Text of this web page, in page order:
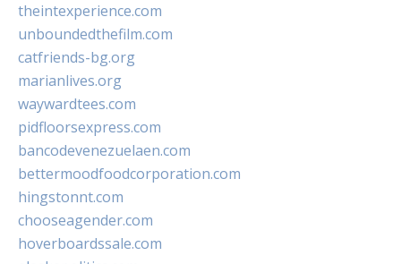
theintexperience.com
unboundedthefilm.com
catfriends-bg.org
marianlives.org
waywardtees.com
pidfloorsexpress.com
bancodevenezuelaen.com
bettermoodfoodcorporation.com
hingstonnt.com
chooseagender.com
hoverboardssale.com